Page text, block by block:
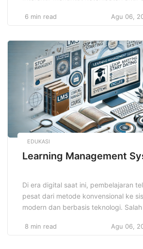
memadukan berbagai metode yang
optimal. Dengan memanfaatkan
dapat meningkatkan motivasi serta
berpikir kritis. Teknik […]
6 min read Agu 06,
EDUKASI
Learning Management
Di era digital saat ini, pembelajaran
pesat dari metode konvensional ke
modern dan berbasis teknologi.
adalah Learning Management
8 min read Agu 06,